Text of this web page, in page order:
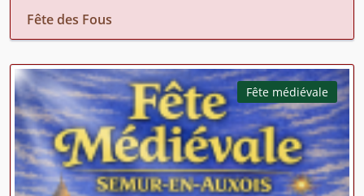
Fête des Fous
Fête médiévale